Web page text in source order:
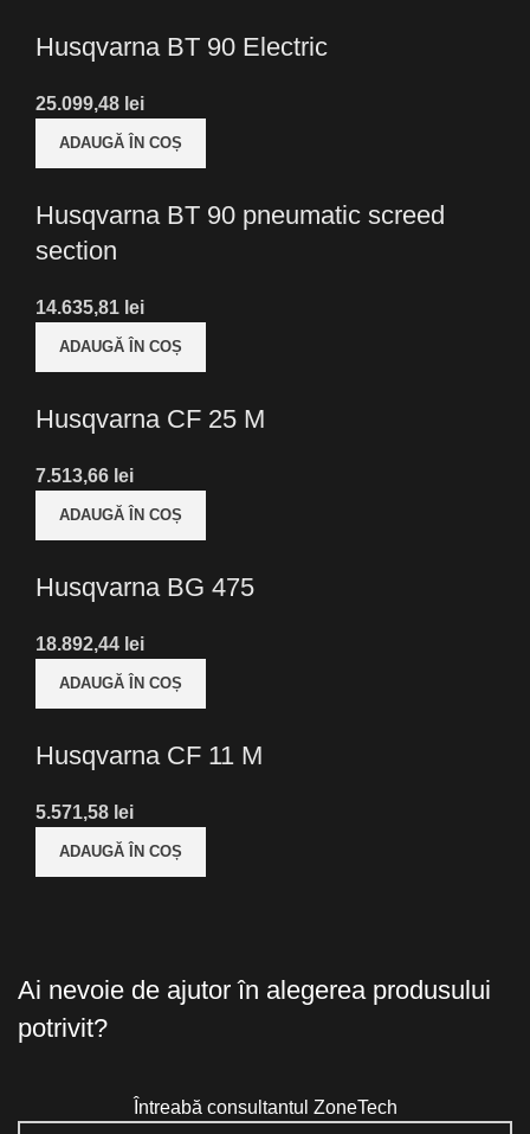
Husqvarna BT 90 Electric
lei
ADAUGĂ ÎN COȘ
Husqvarna BT 90 pneumatic screed
section
lei
ADAUGĂ ÎN COȘ
Husqvarna CF 25 M
lei
ADAUGĂ ÎN COȘ
Husqvarna BG 475
lei
ADAUGĂ ÎN COȘ
Husqvarna CF 11 M
lei
ADAUGĂ ÎN COȘ
Ai nevoie de ajutor în alegerea produsului
potrivit?
Întreabă consultantul ZoneTech